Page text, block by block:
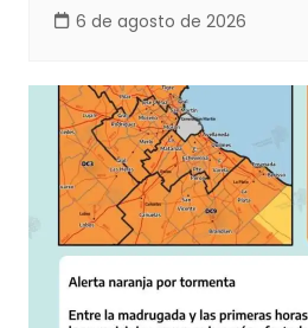
6 de agosto de 2026